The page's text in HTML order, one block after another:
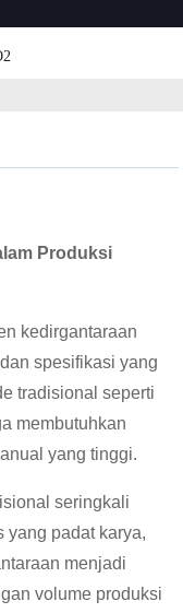
Produksi
kedirgantaraan
spesifikasi yang
tradisional seperti
membutuhkan
yang tinggi.
seringkali
yang padat karya,
menjadi
volume produksi